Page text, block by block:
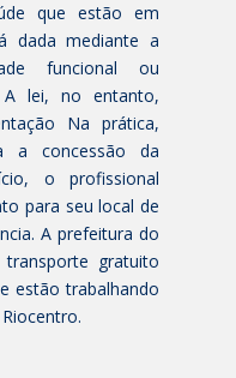
que estão em
dada mediante a
funcional ou
A lei, no entanto,
Na prática,
a concessão da
o profissional
para seu local de
A prefeitura do
gratuito
estão trabalhando